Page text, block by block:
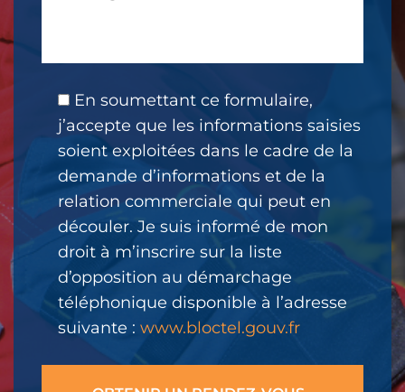
En soumettant ce formulaire,
j’accepte que les informations saisies
soient exploitées dans le cadre de la
demande d’informations et de la
relation commerciale qui peut en
découler. Je suis informé de mon
droit à m’inscrire sur la liste
d’opposition au démarchage
téléphonique disponible à l’adresse
suivante : www.bloctel.gouv.fr